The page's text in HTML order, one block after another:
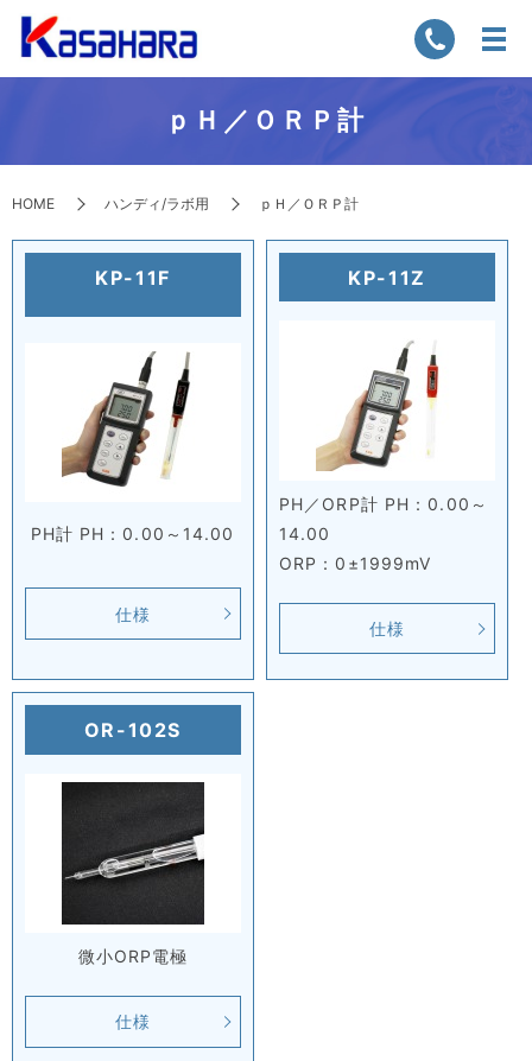
ｐＨ／ＯＲＰ計
HOME ハンディ/ラボ用 ｐＨ／ＯＲＰ計
KP-11F
PH計 PH：0.00～14.00
仕様
KP-11Z
PH／ORP計 PH：0.00～
14.00
ORP：0±1999mV
仕様
OR-102S
微小ORP電極
仕様